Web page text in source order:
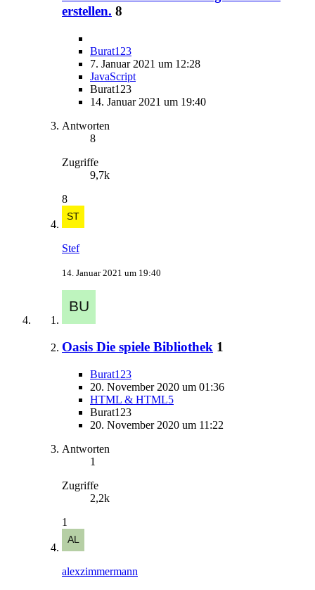
erstellen. 8
Burat123
7. Januar 2021 um 12:28
JavaScript
Burat123
14. Januar 2021 um 19:40
Antworten
8
Zugriffe
9,7k
8
Stef
14. Januar 2021 um 19:40
Oasis Die spiele Bibliothek 1
Burat123
20. November 2020 um 01:36
HTML & HTML5
Burat123
20. November 2020 um 11:22
Antworten
1
Zugriffe
2,2k
1
alexzimmermann